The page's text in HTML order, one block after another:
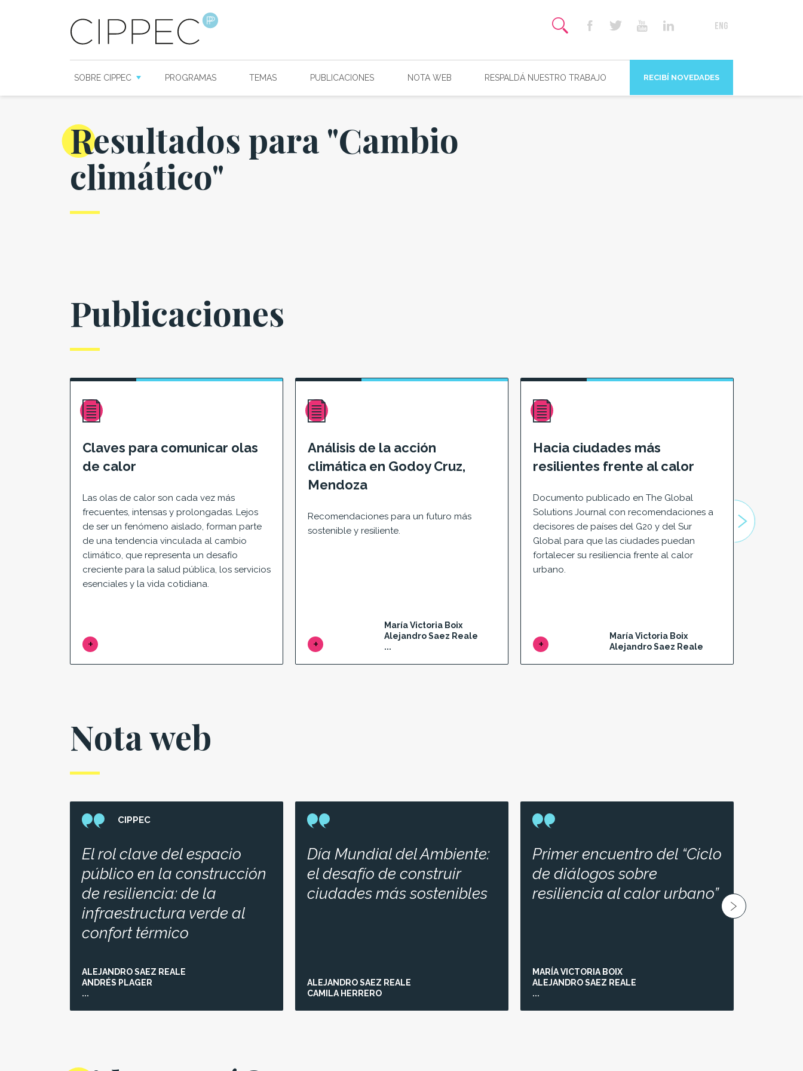
SOBRE CIPPEC PROGRAMAS TEMAS PUBLICACIONES NOTA WEB RESPALDÁ NUESTRO TRABAJO RECIBÍ NOVEDADES
Resultados para "Cambio
climático"
Publicaciones
Claves para comunicar olas
de calor
Las olas de calor son cada vez más
frecuentes, intensas y prolongadas. Lejos
de ser un fenómeno aislado, forman parte
de una tendencia vinculada al cambio
climático, que representa un desafío
creciente para la salud pública, los servicios
esenciales y la vida cotidiana.
Análisis de la acción
climática en Godoy Cruz,
Mendoza
Recomendaciones para un futuro más
sostenible y resiliente.
María Victoria Boix
Alejandro Saez Reale
...
Hacia ciudades más
resilientes frente al calor
Documento publicado en The Global
Solutions Journal con recomendaciones a
decisores de países del G20 y del Sur
Global para que las ciudades puedan
fortalecer su resiliencia frente al calor
urbano.
María Victoria Boix
Alejandro Saez Reale
Nota web
CIPPEC
El rol clave del espacio
público en la construcción
de resiliencia: de la
infraestructura verde al
confort térmico
ALEJANDRO SAEZ REALE
ANDRÉS PLAGER
...
Día Mundial del Ambiente:
el desafío de construir
ciudades más sostenibles
ALEJANDRO SAEZ REALE
CAMILA HERRERO
Primer encuentro del “Ciclo
de diálogos sobre
resiliencia al calor urbano”
MARÍA VICTORIA BOIX
ALEJANDRO SAEZ REALE
...